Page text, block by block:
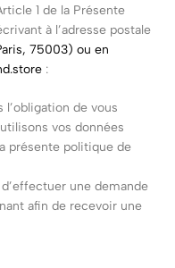
1 de la Présente
à l’adresse postale
75003) ou en
:
l’obligation de vous
vos données
présente politique de
une demande
afin de recevoir une